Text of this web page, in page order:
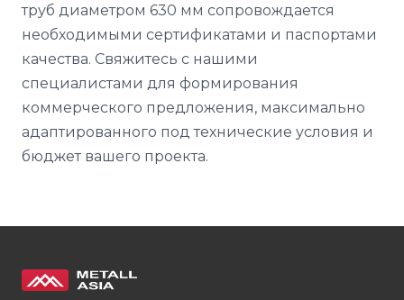
труб диаметром 630 мм сопровождается
необходимыми сертификатами и паспортами
качества. Свяжитесь с нашими
специалистами для формирования
коммерческого предложения, максимально
адаптированного под технические условия и
бюджет вашего проекта.